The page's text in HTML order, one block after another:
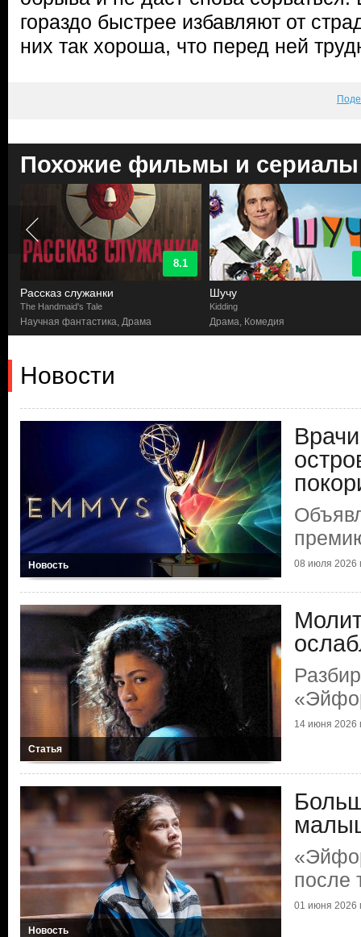
гораздо быстрее избавляют от
них так хороша, что перед ней
Похожие фильмы и сериалы
8.1
Рассказ служанки
The Handmaid's Tale
Научная фантастика, Драма
Шучу
Kidding
Драма, Комедия
Новости
Новость 08 июля 2026
Статья
14 июня 2026
Новость
после
01 июня 2026